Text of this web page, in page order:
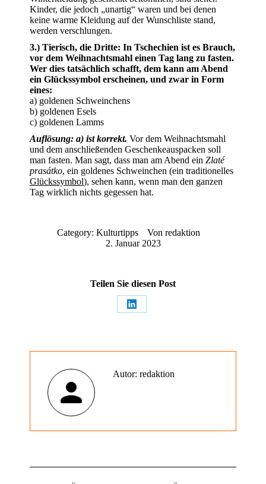
Kinder, die jedoch „unartig“ waren und bei denen
keine warme Kleidung auf der Wunschliste stand,
werden verschlungen.
3.) Tierisch, die Dritte: In Tschechien ist es Brauch,
vor dem Weihnachtsmahl einen Tag lang zu fasten.
Wer dies tatsächlich schafft, dem kann am Abend
ein Glückssymbol erscheinen, und zwar in Form
eines:
a) goldenen Schweinchens
b) goldenen Esels
c) goldenen Lamms
Auflösung: a) ist korrekt. Vor dem Weihnachtsmahl
und dem anschließenden Geschenkeauspacken soll
man fasten. Man sagt, dass man am Abend ein Zlaté
prasátko, ein goldenes Schweinchen (ein traditionelles
Glückssymbol), sehen kann, wenn man den ganzen
Tag wirklich nichts gegessen hat.
Category: Kulturtipps Von redaktion
2. Januar 2023
Teilen Sie diesen Post
Share
Autor: redaktion